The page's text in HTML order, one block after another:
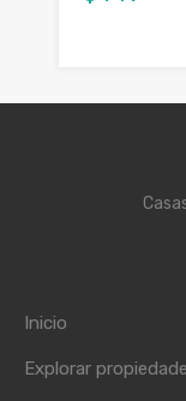
Inicio
Explorar